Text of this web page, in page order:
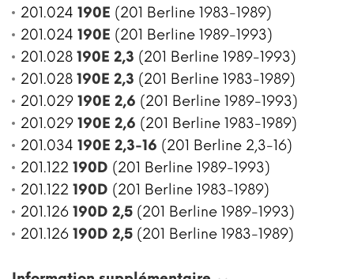
201.024 190E (201 Berline 1983-1989)
201.024 190E (201 Berline 1989-1993)
201.028 190E 2,3 (201 Berline 1989-1993)
201.028 190E 2,3 (201 Berline 1983-1989)
201.029 190E 2,6 (201 Berline 1989-1993)
201.029 190E 2,6 (201 Berline 1983-1989)
201.034 190E 2,3-16 (201 Berline 2,3-16)
201.122 190D (201 Berline 1989-1993)
201.122 190D (201 Berline 1983-1989)
201.126 190D 2,5 (201 Berline 1989-1993)
201.126 190D 2,5 (201 Berline 1983-1989)